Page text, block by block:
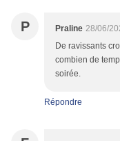
P Praline 28/06/
De ravissants
combien de
soirée.
Répondre